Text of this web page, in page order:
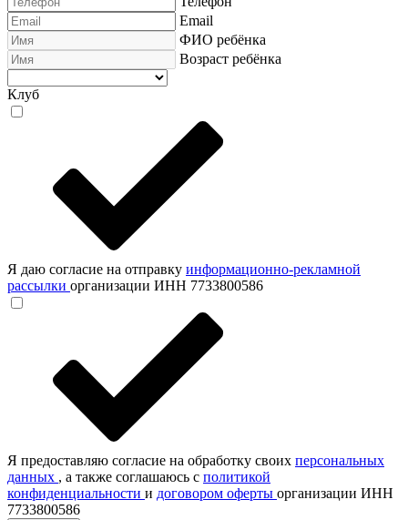
Email
ФИО ребёнка
Возраст ребёнка
Клуб
Я даю согласие на отправку информационно-рекламной
рассылки организации ИНН 7733800586
Я предоставляю согласие на обработку своих персональных
данных , а также соглашаюсь с политикой
конфиденциальности и договором оферты организации ИНН
7733800586